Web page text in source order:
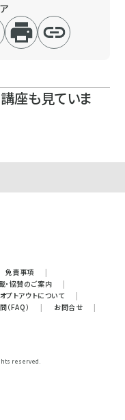
座も見ていま
免責事項
|
・協賛のご案内
|
オプトアウトについて
|
（FAQ） | お問合せ
|
reserved.